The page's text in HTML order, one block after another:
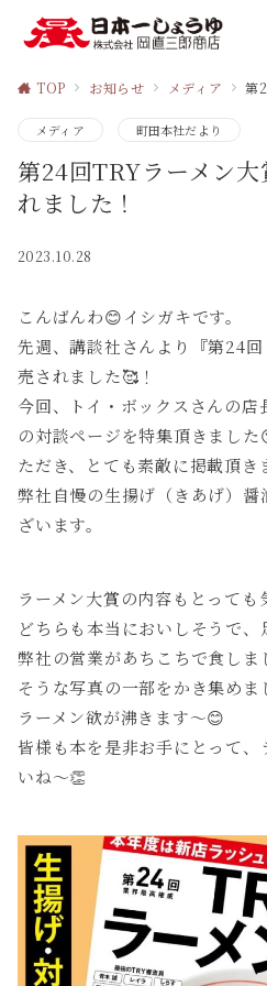
TOP お知らせ メディア 第24
メディア 町田本社だより
第24回TRYラーメン
れました！
2023.10.28
こんばんわ😊イシガキです。
先週、講談社さんより『第24
売されました🥰！
今回、トイ・ボックスさんの
の対談ページを特集頂きまし
ただき、とても素敵に掲載頂き
弊社自慢の生揚げ（きあげ）
ざいます。
ラーメン大賞の内容もとっても
どちらも本当においしそうで
弊社の営業があちこちで食しま
そうな写真の一部をかき集めま
ラーメン欲が沸きます～😊
皆様も本を是非お手にとって、
いね～👏